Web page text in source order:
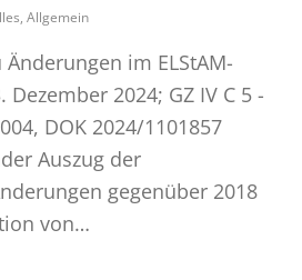
, Allgemein
Änderungen im ELStAM-
2024; GZ IV C 5 -
DOK 2024/1101857
Auszug der
gegenüber 2018
von…